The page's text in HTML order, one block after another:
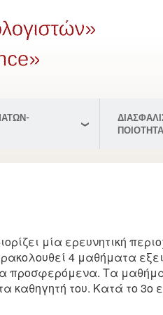
μία ερευνητική
4 μαθήματα
προσφερόμενα. Τα
καθηγητή του. Κατά το 3ο